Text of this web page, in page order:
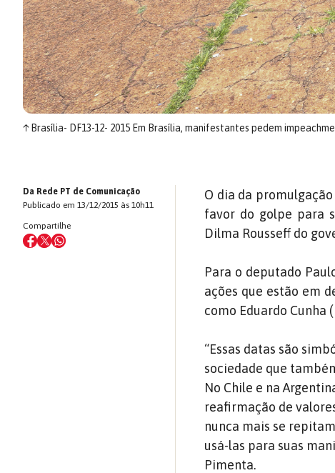
↑Brasília- DF13-12- 2015 Em Brasília, manifestantes pedem
Da Rede PT de Comunicação
Publicado em 13/12/2015 às 10h11
Compartilhe
O dia da
favor do golpe para
Dilma Rousseff do
Para o deputado
ações que estão em
como Eduardo Cunha
“Essas datas são
sociedade que
No Chile e na
reafirmação de
nunca mais se
usá-las para suas
Pimenta.